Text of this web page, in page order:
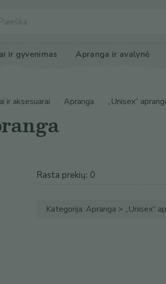
ir gyvenimas Apranga ir avalynė
ir aksesuarai Apranga „Unisex“
Rasta prekių: 0
Kategorija: Apranga > „Unisex“